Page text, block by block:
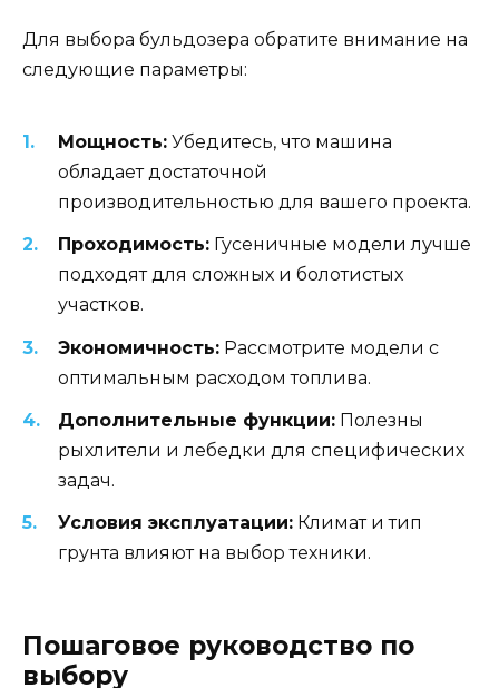
Для выбора бульдозера обратите внимание на
следующие параметры:
Мощность: Убедитесь, что машина
обладает достаточной
производительностью для вашего проекта.
Проходимость: Гусеничные модели лучше
подходят для сложных и болотистых
участков.
Экономичность: Рассмотрите модели с
оптимальным расходом топлива.
Дополнительные функции: Полезны
рыхлители и лебедки для специфических
задач.
Условия эксплуатации: Климат и тип
грунта влияют на выбор техники.
Пошаговое руководство по
выбору